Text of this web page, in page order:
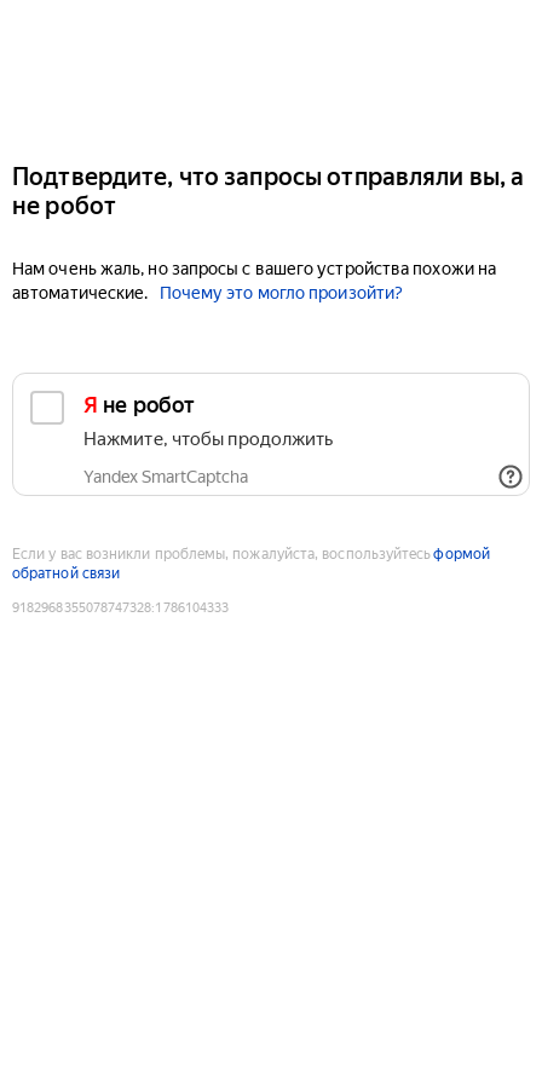
Подтвердите, что запросы отправляли вы, а
не робот
Нам очень жаль, но запросы с вашего устройства похожи на
автоматические.
Почему это могло произойти?
Я не робот
Нажмите, чтобы продолжить
Yandex SmartCaptcha
Если у вас возникли проблемы, пожалуйста, воспользуйтесьформой
обратной связи
9182968355078747328:1786104333